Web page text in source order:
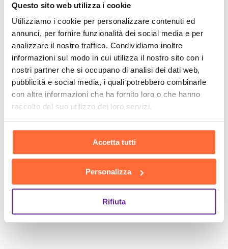
Questo sito web utilizza i cookie
Utilizziamo i cookie per personalizzare contenuti ed
annunci, per fornire funzionalità dei social media e per
analizzare il nostro traffico. Condividiamo inoltre
informazioni sul modo in cui utilizza il nostro sito con i
nostri partner che si occupano di analisi dei dati web,
pubblicità e social media, i quali potrebbero combinarle
con altre informazioni che ha fornito loro o che hanno
raccolto dal suo utilizzo dei loro servizi.
Accetta tutti
Personalizza
Rifiuta